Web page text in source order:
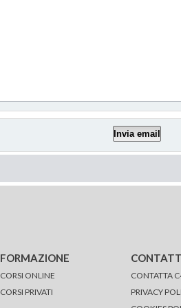
FORMAZIONE
CORSI ONLINE
CORSI PRIVATI
CONTATTA
PRIVACY